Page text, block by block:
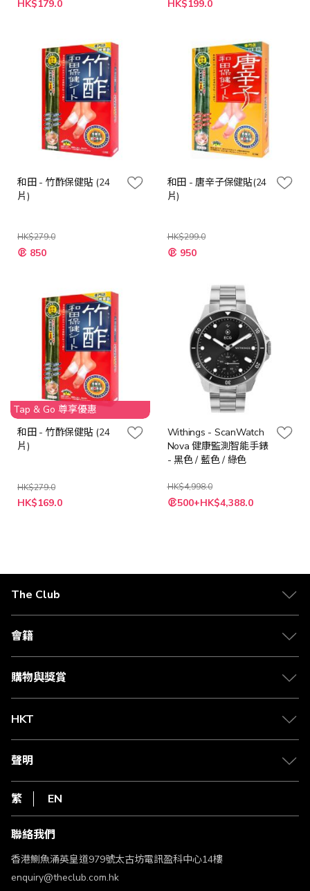
殊
HK$179.0
殊
HK$199.0
和田 - 竹酢保健貼 (24
片)
HK$279.0
特
殊 850
和田 - 唐辛子保健貼(24
片)
HK$299.0
特
殊 950
Tap & Go 尊享優惠
和田 - 竹酢保健貼 (24
片)
HK$279.0
特
殊
HK$169.0
Withings - ScanWatch
Nova 健康監測智能手錶
- 黑色 / 藍色 / 綠色
HK$4,998.0
500+HK$4,388.0
The Club
關於 The Club
合作夥伴
媒體中心
會籍
會籍及專屬禮遇
賺取積分
購物與獎賞
物流與配送
Club Shopping 商品領取站
常見問題
HKT
csl.
1010
HKT
聲明
私隱聲明
使用條款
條款及細則
不歧視及不騷擾聲明
認可牌照及通告
繁 EN
聯絡我們
香港鰂魚涌英皇道979號太古坊電訊盈科中心14樓
enquiry@theclub.com.hk